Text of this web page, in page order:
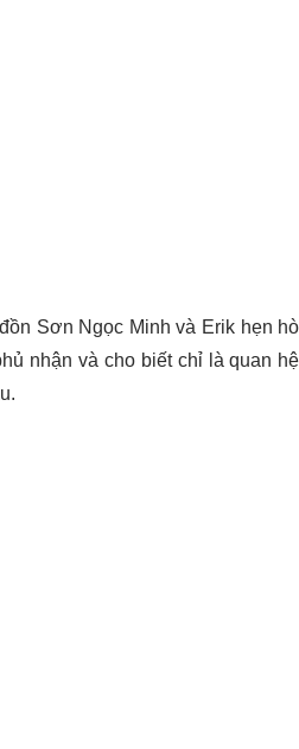
Sơn Ngọc Minh và Erik hẹn
nhận và cho biết chỉ là quan